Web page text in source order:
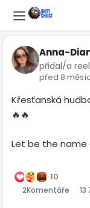
Anna-
přidal/a reel
před 8
Křesťanská
🔥🔥
Let be the name
10
2Komentáře